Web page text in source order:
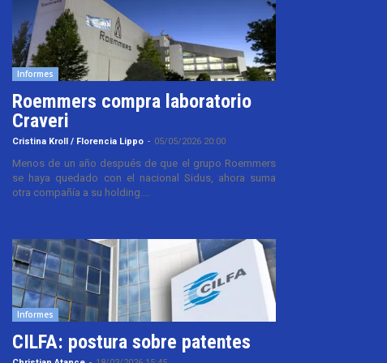
Informes
Roemmers compra laboratorio
Craveri
Cristina Kroll / Florencia Lippo - 05/05/2026 20:00
Menos de un año después de que el grupo Roemmers
se haya quedado con el nacional Sidus, ahora suma
otra compañía a su holding....
Informes
CILFA: postura sobre patentes